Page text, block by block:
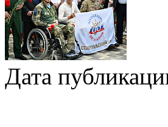
Дата